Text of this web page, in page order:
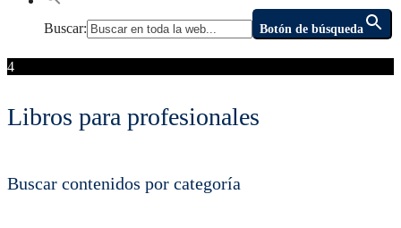
Buscar: Botón de búsqueda
4
Libros para profesionales
Buscar contenidos por categoría